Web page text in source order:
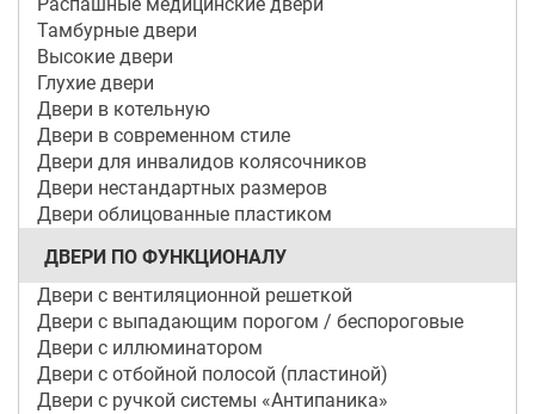
Тамбурные двери
Высокие двери
Глухие двери
Двери в котельную
Двери в современном стиле
Двери для инвалидов колясочников
Двери нестандартных размеров
Двери облицованные пластиком
ДВЕРИ ПО ФУНКЦИОНАЛУ
Двери с вентиляционной решеткой
Двери с выпадающим порогом / беспороговые
Двери с иллюминатором
Двери с отбойной полосой (пластиной)
Двери с ручкой системы «Антипаника»